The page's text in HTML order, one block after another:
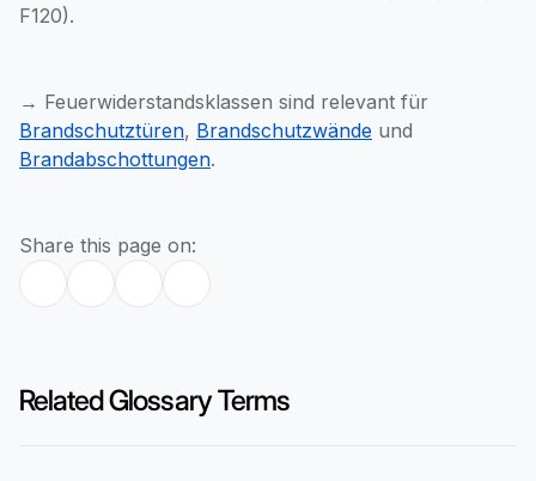
F120).
→ Feuerwiderstandsklassen sind relevant für
Brandschutztüren, Brandschutzwände und
Brandabschottungen.
Share this page on:
Related Glossary Terms